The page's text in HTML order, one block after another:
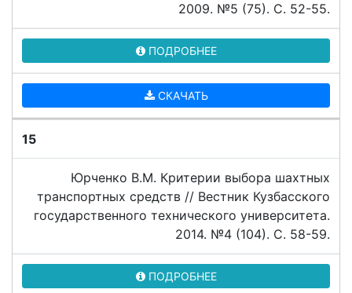
2009. №5 (75). C. 52-55.
ПОДРОБНЕЕ
СКАЧАТЬ
15
Юрченко В.М. Критерии выбора шахтных
транспортных средств // Вестник Кузбасского
государственного технического университета.
2014. №4 (104). C. 58-59.
ПОДРОБНЕЕ